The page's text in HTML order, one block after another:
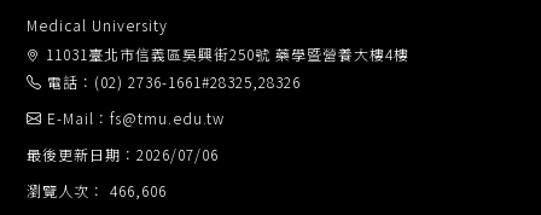
Medical University
11031臺北市信義區吳興街250號 藥學暨營養大樓4樓
電話：(02) 2736-1661#28325,28326
瀏覽人次： 466,606
E-Mail：fs@tmu.edu.tw
最後更新日期：2026/07/06